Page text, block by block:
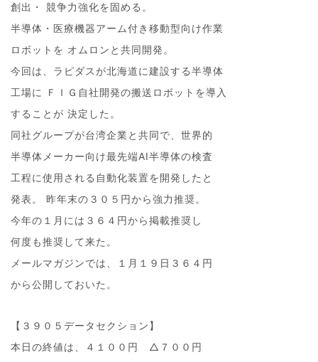
創出・ 競争力強化を固める。
半導体・医療機器アーム付き移動型向け作業
ロボットを オムロンと共同開発。
今回は、ラピダスが北海道に建設する半導体
工場に ＦＩＧ自社開発の搬送ロボットを導入
することが 決定した。
同社グループが台湾企業と共同で、世界的
半導体メーカー向け最先端AI半導体の検査
工程に使用される自動化装置を開発したと
発表。 昨年末の３０５円から強力推奨。
今年の１月には３６４円から掲載推奨し
何度も推奨して来た。
メールマガジンでは、１月１９日３６４円
から公開しておいた。
【３９０５データセクション】
本日の終値は、４１００円 △７００円